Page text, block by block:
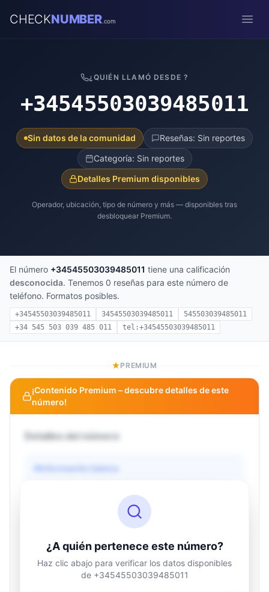
CHECKNUMBER.com
¿QUIÉN LLAMÓ DESDE ?
+34545503039485011
Sin datos de la comunidad
Reseñas: Sin reportes
Categoría: Sin reportes
Detalles Premium disponibles
Operador, ubicación, tipo de número y más — disponibles tras
desbloquear Premium.
El número +34545503039485011 tiene una calificación
desconocida. Tenemos 0 reseñas para este número de
teléfono. Formatos posibles.
+34545503039485011 34545503039485011
545503039485011
+34 545 503 039 485 011
tel:+34545503039485011
PREMIUM
¡Contenido Premium – descubre detalles de este
número!
Detalles del número
Información básica
Información de ubicación
¿A quién pertenece este número?
Haz clic abajo para verificar los datos disponibles
de +34545503039485011